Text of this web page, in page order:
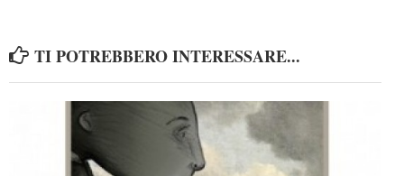
TI POTREBBERO INTERESSARE...